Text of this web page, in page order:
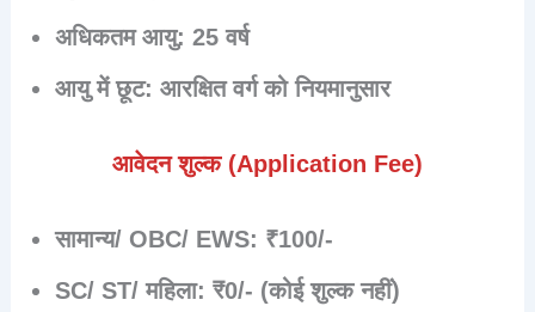
अधिकतम आयु: 25 वर्ष
आयु में छूट: आरक्षित वर्ग को नियमानुसार
आवेदन शुल्क (Application Fee)
सामान्य/ OBC/ EWS: ₹100/-
SC/ ST/ महिला: ₹0/- (कोई शुल्क नहीं)